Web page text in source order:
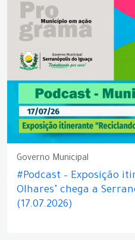
Governo Municipal
#Podcast – Exposição
Olhares" chega a
(17.07.2026)